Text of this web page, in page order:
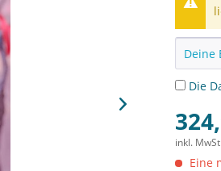
Die
inkl.
Eine